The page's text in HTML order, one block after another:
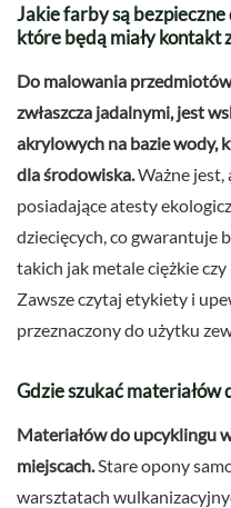
Jakie farby są
które będą miały kontakt
Do malowania
zwłaszcza jadalnymi, jest
akrylowych na bazie wody,
dla środowiska.Ważne
posiadające atesty
dziecięcych, co gwarantuje
takich jak metale ciężkie
Zawsze czytaj etykiety i
przeznaczony do użytku
Gdzie szukać materiałów
Materiałów do upcyklingu
miejscach. Stare opony
warsztatach